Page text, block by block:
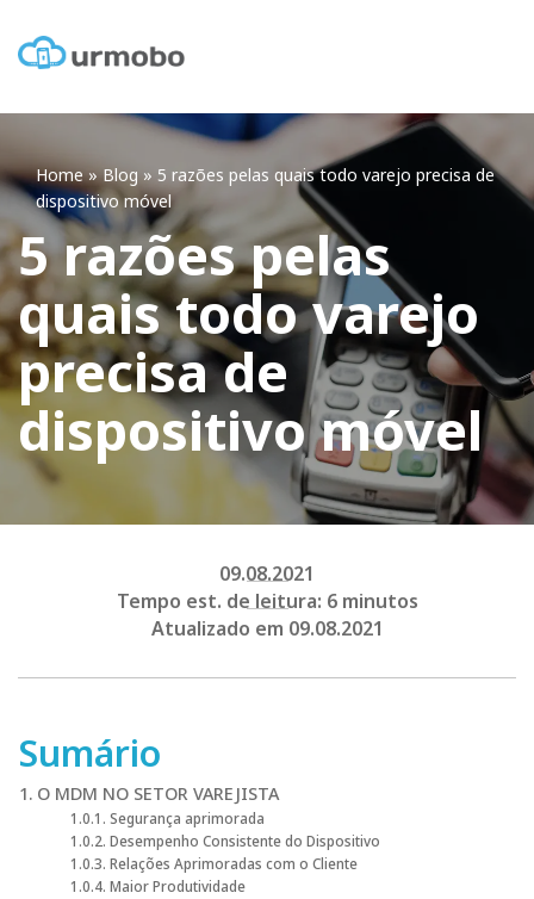
Home»Blog » 5 razões pelas quais todo varejo precisa de
dispositivo móvel
5 razões pelas
quais todo varejo
precisa de
dispositivo móvel
09.08.2021
Tempo est. de leitura: 6 minutos
Atualizado em 09.08.2021
Sumário
O MDM NO SETOR VAREJISTA
Segurança aprimorada
Desempenho Consistente do Dispositivo
Relações Aprimoradas com o Cliente
Maior Produtividade